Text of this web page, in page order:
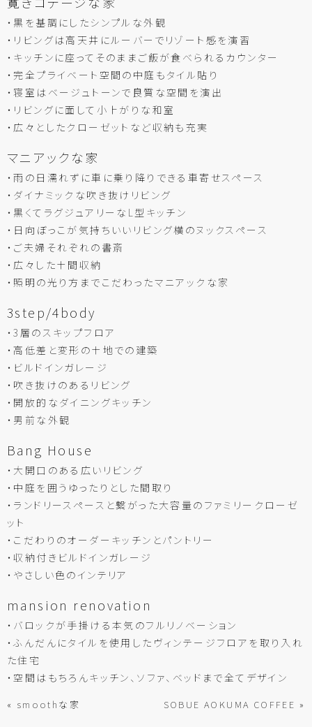
・黒を基調にしたシンプルな外観
・リビングは高天井にルーバーでリゾート感を演習
・キッチンに座ってそのままご飯が食べられるカウンター
・完全プライベート空間の中庭もタイル貼り
・寝室はベージュトーンで良質な空間を演出
・リビングに面して小上がりな和室
・広々としたクローゼットなど収納も充実
マニアックな家
・雨の日濡れずに車に乗り降りできる車寄せスペース
・ダイナミックな吹き抜けリビング
・黒くてラグジュアリーなL型キッチン
・日向ぼっこが気持ちいいリビング横のヌックスペース
・ご夫婦それぞれの書斎
・広々した土間収納
・照明の光り方までこだわったマニアックな家
3step/4body
・3層のスキップフロア
・高低差と変形の土地での建築
・ビルドインガレージ
・吹き抜けのあるリビング
・開放的なダイニングキッチン
・男前な外観
Bang House
・大開口のある広いリビング
・中庭を囲うゆったりとした間取り
・ランドリースペースと繋がった大容量のファミリークローゼ
ット
・こだわりのオーダーキッチンとパントリー
・収納付きビルドインガレージ
・やさしい色のインテリア
mansion renovation
・バロックが手掛ける本気のフルリノベーション
・ふんだんにタイルを使用したヴィンテージフロアを取り入れ
た住宅
・空間はもちろんキッチン、ソファ、ベッドまで全てデザイン
« smoothな家 SOBUE AOKUMA COFFEE »